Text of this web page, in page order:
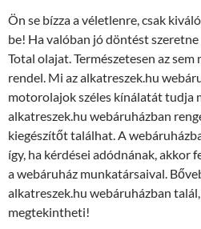
Ön se bízza a véletlenre, csak
be! Ha valóban jó döntést szeretne
Total olajat. Természetesen az
rendel. Mi az alkatreszek.hu
motorolajok széles kínálatát tudja
alkatreszek.hu webáruházban
kiegészítőt találhat. A
így, ha kérdései adódnának, akkor
a webáruház munkatársaival.
alkatreszek.hu webáruházban
megtekintheti!